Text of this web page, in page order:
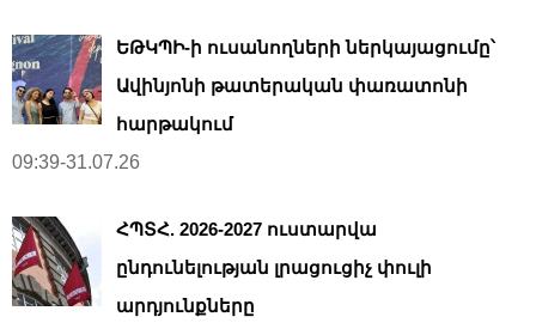
ԵԹԿՊԻ-ի ուսանողների ներկայացումը՝
Ավինյոնի թատերական փառատոնի
հարթակում
09:39-31.07.26
ՀՊՏՀ. 2026-2027 ուստարվա
ընդունելության լրացուցիչ փուլի
արդյունքները